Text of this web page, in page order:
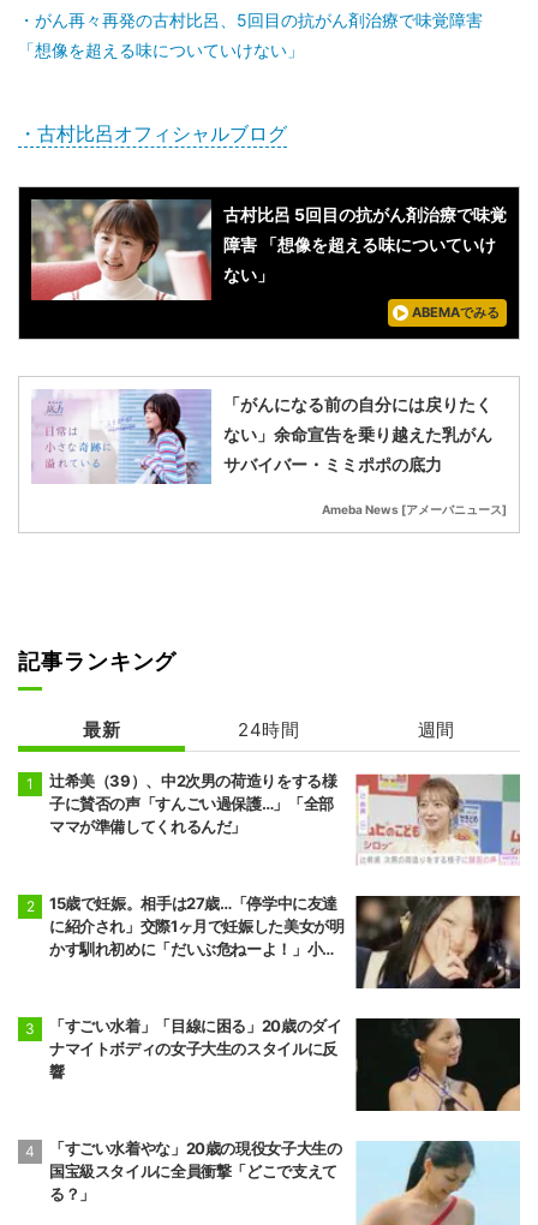
がん再々再発の古村比呂、5回目の抗がん剤治療で味覚障害
「想像を超える味についていけない」
・古村比呂オフィシャルブログ
古村比呂 5回目の抗がん剤治療で味覚
障害 「想像を超える味についていけ
ない」
ABEMAでみる
「がんになる前の自分には戻りたく
ない」余命宣告を乗り越えた乳がん
サバイバー・ミミポポの底力
Ameba News [アメーバニュース]
記事ランキング
最新 24時間 週間
辻希美（39）、中2次男の荷造りをする様
子に賛否の声「すんごい過保護…」「全部
ママが準備してくれるんだ」
15歳で妊娠。相手は27歳…「停学中に友達
に紹介され」交際1ヶ月で妊娠した美女が明
かす馴れ初めに「だいぶ危ねーよ！」小森
「すごい水着」「目線に困る」20歳のダイ
ナマイトボディの女子大生のスタイルに反
響
「すごい水着やな」20歳の現役女子大生の
国宝級スタイルに全員衝撃「どこで支えて
る？」